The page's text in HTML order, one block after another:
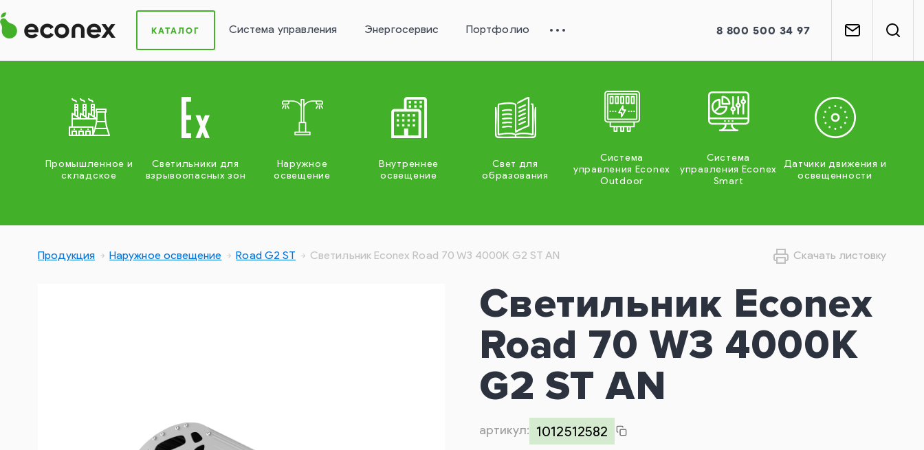
КАТАЛОГ Система управления Энергосервис Портфолио 8 800 500 34 97
Промышленное и
складское
Светильники для
взрывоопасных зон
Наружное
освещение
Внутреннее
освещение
Свет для
образования
Система
управления Econex
Outdoor
Система
управления Econex
Smart
Датчики движения и
освещенности
Продукция Наружное освещение Road G2 ST Светильник Econex Road 70 W3 4000K G2 ST AN Скачать листовку
Светильник Econex
Road 70 W3 4000K
G2 ST AN
артикул: 1012512582